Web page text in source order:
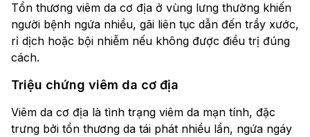
Tổn thương viêm da cơ địa ở vùng lưng thường khiến
người bệnh ngứa nhiều, gãi liên tục dẫn đến trầy xước,
rỉ dịch hoặc bội nhiễm nếu không được điều trị đúng
cách.
Triệu chứng viêm da cơ địa
Viêm da cơ địa là tình trạng viêm da mạn tính, đặc
trưng bởi tổn thương da tái phát nhiều lần, ngứa ngáy